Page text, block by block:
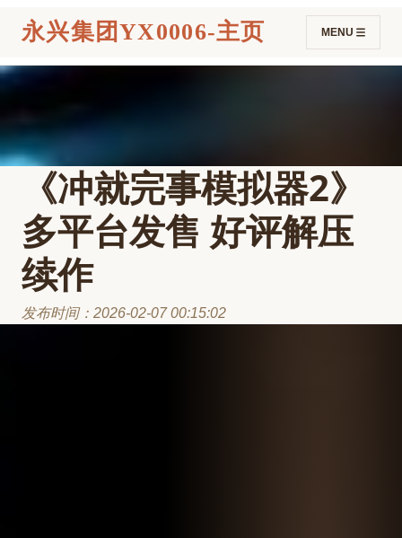
永兴集团YX0006-主页 MENU
《冲就完事模拟器2》
多平台发售 好评解压
续作
发布时间：2026-02-07 00:15:02